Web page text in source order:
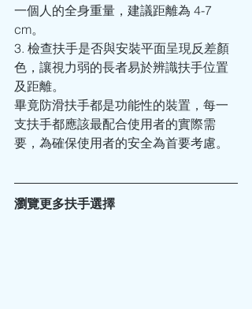
一個人的全身重量，建議距離為 4-7
cm。
3. 檢查扶手是否與安裝平面呈現反差顏
色，讓視力弱的長者易於辨識扶手位置
及距離。
畢竟防滑扶手都是功能性的裝置，每一
支扶手都應該最配合使用者的實際需
要，為確保使用者的安全為首要考慮。
瀏覽更多扶手選擇